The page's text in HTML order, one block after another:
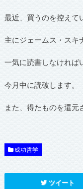
最近、買うのを控えて
主にジェームス・スキ
一気に読書しなければ
今月中に読破します。
また、得たものを還元
成功哲学
ツイート